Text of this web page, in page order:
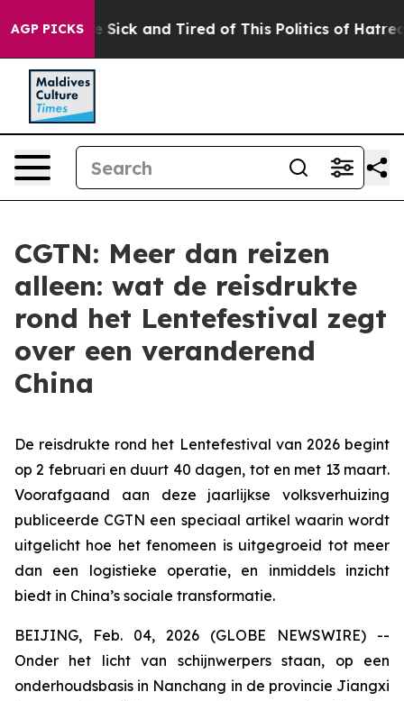
AGP PICKSAre Sick and Tired of This Politics of Hatred”
CGTN: Meer dan reizen
alleen: wat de reisdrukte
rond het Lentefestival zegt
over een veranderend
China
De reisdrukte rond het Lentefestival van 2026 begint
op 2 februari en duurt 40 dagen, tot en met 13 maart.
Voorafgaand aan deze jaarlijkse volksverhuizing
publiceerde CGTN een speciaal artikel waarin wordt
uitgelicht hoe het fenomeen is uitgegroeid tot meer
dan een logistieke operatie, en inmiddels inzicht
biedt in China’s sociale transformatie.
BEIJING, Feb. 04, 2026 (GLOBE NEWSWIRE) --
Onder het licht van schijnwerpers staan, op een
onderhoudsbasis in Nanchang in de provincie Jiangxi